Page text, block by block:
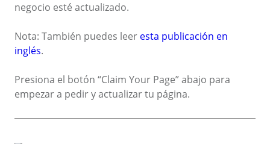
negocio esté actualizado.
Nota: También puedes leer esta publicación en
inglés.
Presiona el botón “Claim Your Page” abajo para
empezar a pedir y actualizar tu página.